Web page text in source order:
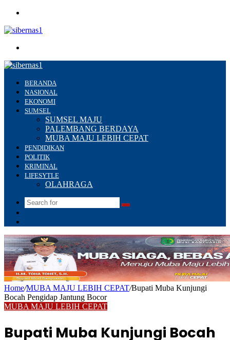
BERANDA
NASIONAL
EKONOMI
SUMSEL
SUMSEL MAJU
PALEMBANG BERDAYA
MUBA MAJU LEBIH CEPAT
PENDIDIKAN
POLITIK
KRIMINAL
LIFESYTLE
OLAHRAGA
Search
Home/MUBA MAJU LEBIH CEPAT/Bupati Muba Kunjungi
Bocah Pengidap Jantung Bocor
MUBA MAJU LEBIH CEPAT
Bupati Muba Kunjungi Bocah